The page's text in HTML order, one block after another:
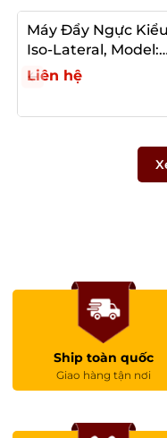
Máy Đẩy Ngực Kiểu
Iso-Lateral, Model:
XVD001
Liên hệ
Ship toàn quốc
Giao hàng tận nơi